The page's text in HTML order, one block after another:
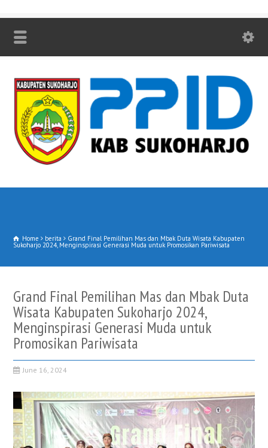
Home berita Grand Final Pemilihan Mas dan Mbak Duta Wisata Kabupaten
Sukoharjo 2024, Menginspirasi Generasi Muda untuk Promosikan Pariwisata
Grand Final Pemilihan Mas dan Mbak Duta
Wisata Kabupaten Sukoharjo 2024,
Menginspirasi Generasi Muda untuk
Promosikan Pariwisata
June 16, 2024